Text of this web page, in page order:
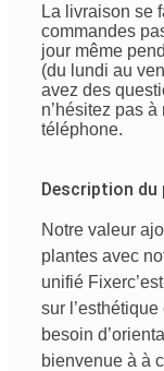
La livraison se
commandes
jour même
(du lundi au
avez des
n’hésitez pas
téléphone.
Description du
Notre valeur
plantes avec
unifié Fixer
sur l’esthétique
besoin
bienvenue à à